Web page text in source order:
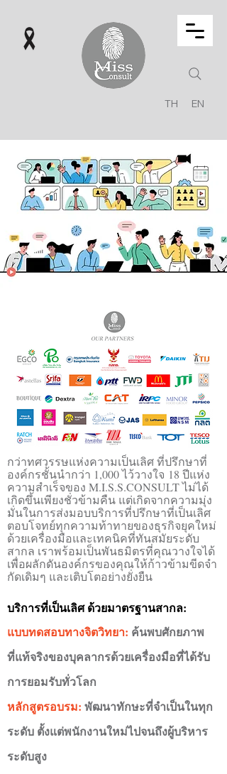
TH EN
กว่าทศวรรษแห่งความเป็นเลิศ ที่ปรึกษาที่
องค์กรชั้นนำกว่า 1,000 ไว้วางใจ 18 ปีแห่ง
ความสำเร็จของ M.I.S.S.CONSULT ไม่ได้
เกิดขึ้นเพียงชั่วข้ามคืน แต่เกิดจากความมุ่ง
มั่นในการส่งมอบบริการที่ปรึกษาที่เป็นเลิศ
ตอบโจทย์ทุกความท้าทายของธุรกิจยุคใหม่
ด้วยเครื่องมือและเทคนิคที่ทันสมัยระดับ
สากล เราพร้อมเป็นพันธมิตรที่คุณวางใจได้
เพื่อผลักดันองค์กรของคุณให้ก้าวข้ามขีดจำ
กัดเดิมๆ และเติบโตอย่างยั่งยืน
บริการที่เป็นเลิศ ด้วยมาตรฐานสากล:
แบบทดสอบทางจิตวิทยา: ค้นพบศักยภาพ
ที่แท้จริงของบุคลากรด้วยเครื่องมือที่ได้รับ
การยอมรับทั่วโลก
หลักสูตรอบรม: พัฒนาทักษะที่จำเป็นในทุก
ระดับ ตั้งแต่พนักงานใหม่ไปจนถึงผู้บริหาร
ระดับสูง